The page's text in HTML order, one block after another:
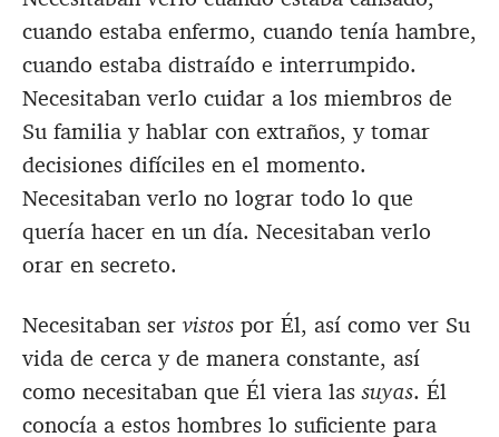
cuando estaba enfermo, cuando tenía hambre,
cuando estaba distraído e interrumpido.
Necesitaban verlo cuidar a los miembros de
Su familia y hablar con extraños, y tomar
decisiones difíciles en el momento.
Necesitaban verlo no lograr todo lo que
quería hacer en un día. Necesitaban verlo
orar en secreto.
Necesitaban servistos por Él, así como ver Su
vida de cerca y de manera constante, así
como necesitaban que Él viera lassuyas. Él
conocía a estos hombres lo suficiente para